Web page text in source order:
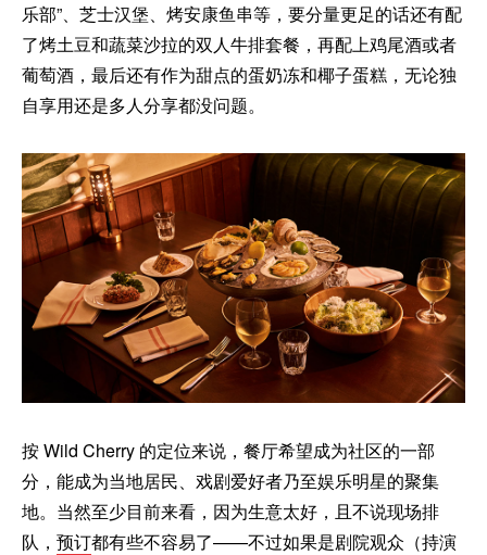
乐部”、芝士汉堡、烤安康鱼串等，要分量更足的话还有配
了烤土豆和蔬菜沙拉的双人牛排套餐，再配上鸡尾酒或者
葡萄酒，最后还有作为甜点的蛋奶冻和椰子蛋糕，无论独
自享用还是多人分享都没问题。
按 Wild Cherry 的定位来说，餐厅希望成为社区的一部
分，能成为当地居民、戏剧爱好者乃至娱乐明星的聚集
地。当然至少目前来看，因为生意太好，且不说现场排
队， 预订都有些不容易了——不过如果是剧院观众（持演